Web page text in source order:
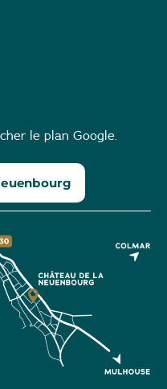
le plan Google.